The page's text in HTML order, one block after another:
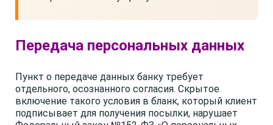
Передача персональных данных
Пункт о передаче данных банку требует
отдельного, осознанного согласия. Скрытое
включение такого условия в бланк, который клиент
подписывает для получения посылки, нарушает